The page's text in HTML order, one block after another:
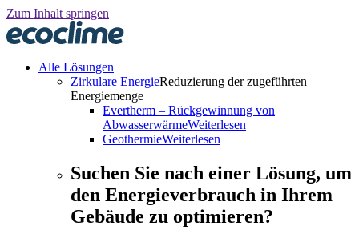
Zum Inhalt springen
Alle Lösungen
Zirkulare EnergieReduzierung der zugeführten
Energiemenge
Evertherm – Rückgewinnung von
AbwasserwärmeWeiterlesen
GeothermieWeiterlesen
Suchen Sie nach einer Lösung, um
den Energieverbrauch in Ihrem
Gebäude zu optimieren?